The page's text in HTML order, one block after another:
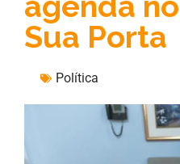
Sua Porta
Política